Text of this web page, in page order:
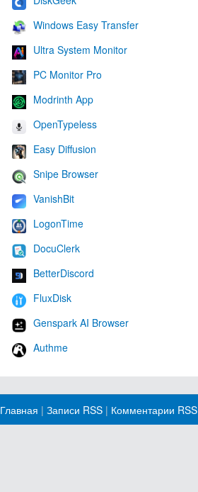
Windows Easy Transfer
Ultra System Monitor
PC Monitor Pro
Modrinth App
OpenTypeless
Easy Diffusion
Snipe Browser
VanishBit
LogonTime
DocuClerk
BetterDiscord
FluxDisk
Genspark AI Browser
Authme
Главная | Записи RSS | Комментарии RSS